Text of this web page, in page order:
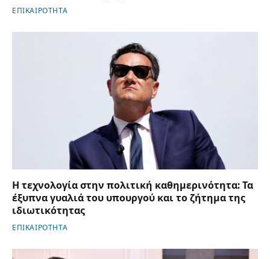
ΕΠΙΚΑΙΡΟΤΗΤΑ
Η τεχνολογία στην πολιτική καθημερινότητα: Τα
έξυπνα γυαλιά του υπουργού και το ζήτημα της
ιδιωτικότητας
ΕΠΙΚΑΙΡΟΤΗΤΑ